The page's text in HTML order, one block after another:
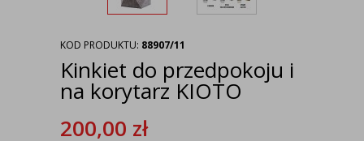
KOD PRODUKTU: 88907/11
Kinkiet do przedpokoju i
na korytarz KIOTO
200,00 zł